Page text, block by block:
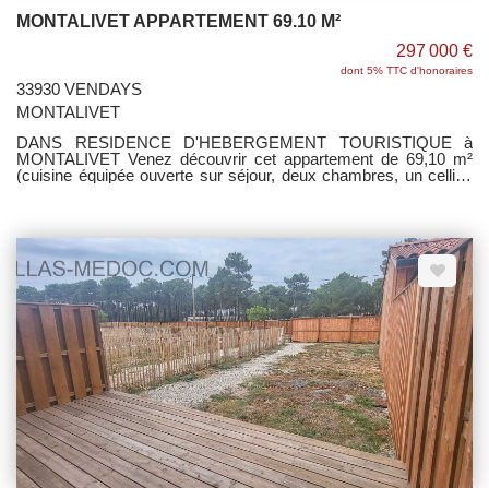
MONTALIVET APPARTEMENT 69.10 M²
297 000 €
dont 5% TTC d'honoraires
33930 VENDAYS
MONTALIVET
DANS RESIDENCE D'HEBERGEMENT TOURISTIQUE à
MONTALIVET Venez découvrir cet appartement de 69,10 m²
(cuisine équipée ouverte sur séjour, deux chambres, un cellier,
travaux à prévoir - Pas de procédure en cours.